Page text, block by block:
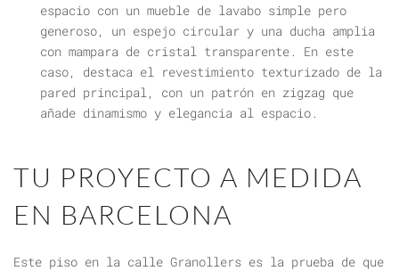
espacio con un mueble de lavabo simple pero
generoso, un espejo circular y una ducha amplia
con mampara de cristal transparente. En este
caso, destaca el revestimiento texturizado de la
pared principal, con un patrón en zigzag que
añade dinamismo y elegancia al espacio.
TU PROYECTO A MEDIDA
EN BARCELONA
Este piso en la calle Granollers es la prueba de que